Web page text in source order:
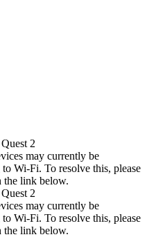
2
may currently be
Wi-Fi. To resolve this, please
the link below.
2
may currently be
Wi-Fi. To resolve this, please
the link below.